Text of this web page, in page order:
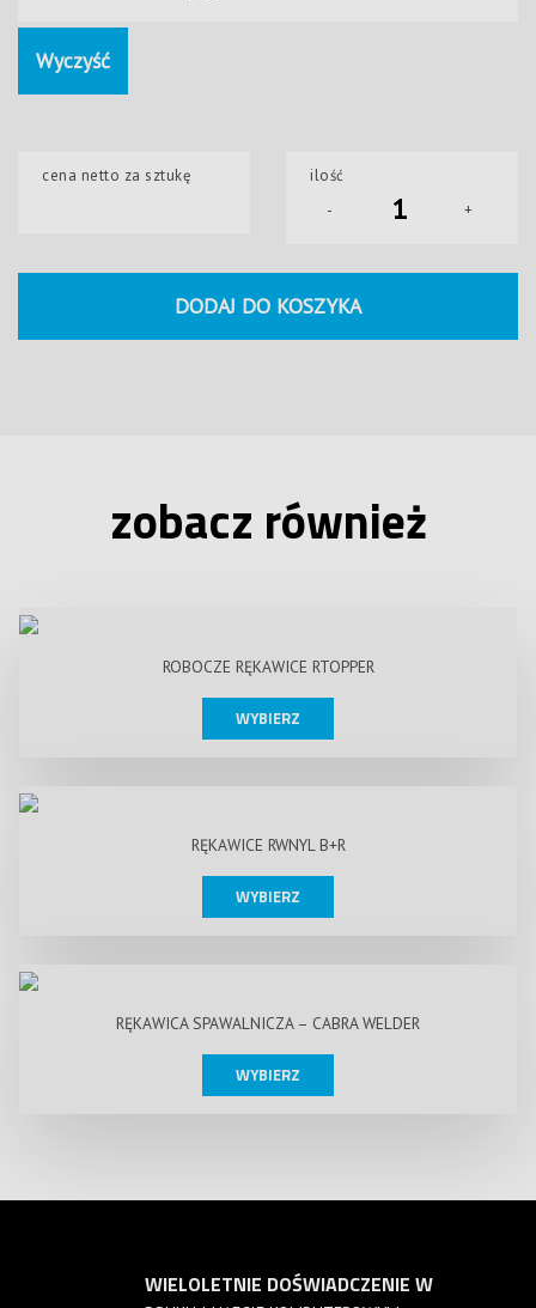
Wyczyść
cena netto za sztukę
ilość
-
+
DODAJ DO KOSZYKA
zobacz również
ROBOCZE RĘKAWICE RTOPPER
WYBIERZ
RĘKAWICE RWNYL B+R
WYBIERZ
RĘKAWICA SPAWALNICZA – CABRA WELDER
WYBIERZ
WIELOLETNIE DOŚWIADCZENIE W